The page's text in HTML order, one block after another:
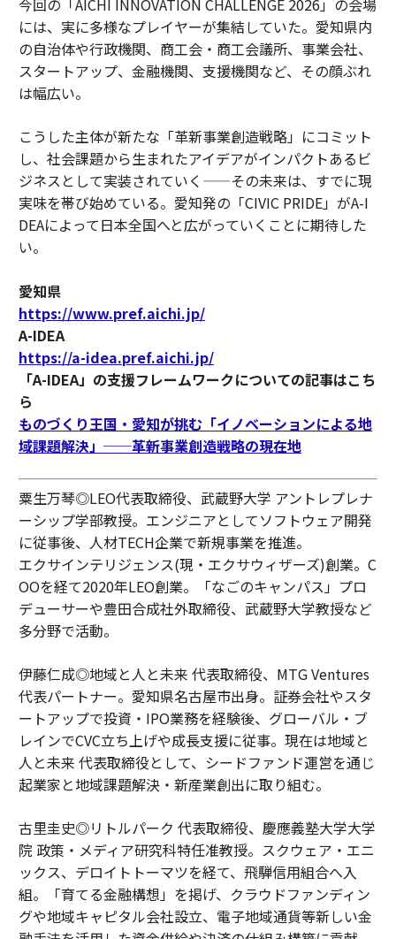
今回の「AICHI INNOVATION CHALLENGE 2026」の会場
には、実に多様なプレイヤーが集結していた。愛知県内
の自治体や行政機関、商工会・商工会議所、事業会社、
スタートアップ、金融機関、支援機関など、その顔ぶれ
は幅広い。
こうした主体が新たな「革新事業創造戦略」にコミット
し、社会課題から生まれたアイデアがインパクトあるビ
ジネスとして実装されていく——その未来は、すでに現
実味を帯び始めている。愛知発の「CIVIC PRIDE」がA-I
DEAによって日本全国へと広がっていくことに期待した
い。
愛知県
https://www.pref.aichi.jp/
A-IDEA
https://a-idea.pref.aichi.jp/
「A-IDEA」の支援フレームワークについての記事はこち
ら
ものづくり王国・愛知が挑む「イノベーションによる地
域課題解決」──革新事業創造戦略の現在地
粟生万琴◎LEO代表取締役、武蔵野大学 アントレプレナ
ーシップ学部教授。エンジニアとしてソフトウェア開発
に従事後、人材TECH企業で新規事業を推進。
エクサインテリジェンス(現・エクサウィザーズ)創業。C
OOを経て2020年LEO創業。「なごのキャンパス」プロ
デューサーや豊田合成社外取締役、武蔵野大学教授など
多分野で活動。
伊藤仁成◎地域と人と未来 代表取締役、MTG Ventures
代表パートナー。愛知県名古屋市出身。証券会社やスタ
ートアップで投資・IPO業務を経験後、グローバル・ブ
レインでCVC立ち上げや成長支援に従事。現在は地域と
人と未来 代表取締役として、シードファンド運営を通じ
起業家と地域課題解決・新産業創出に取り組む。
古里圭史◎リトルパーク 代表取締役、慶應義塾大学大学
院 政策・メディア研究科特任准教授。スクウェア・エニ
ックス、デロイトトーマツを経て、飛騨信用組合へ入
組。「育てる金融構想」を掲げ、クラウドファンディン
グや地域キャピタル会社設立、電子地域通貨等新しい金